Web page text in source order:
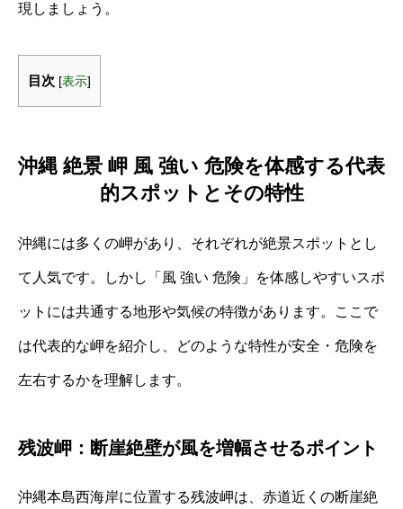
現しましょう。
目次 [表示]
沖縄 絶景 岬 風 強い 危険を体感する代表
的スポットとその特性
沖縄には多くの岬があり、それぞれが絶景スポットとし
て人気です。しかし「風 強い 危険」を体感しやすいスポ
ットには共通する地形や気候の特徴があります。ここで
は代表的な岬を紹介し、どのような特性が安全・危険を
左右するかを理解します。
残波岬：断崖絶壁が風を増幅させるポイント
沖縄本島西海岸に位置する残波岬は、赤道近くの断崖絶